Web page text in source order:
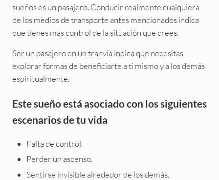
sueños es un pasajero. Conducir realmente cualquiera
de los medios de transporte antes mencionados indica
que tienes más control de la situación que crees.
Ser un pasajero en un tranvía indica que necesitas
explorar formas de beneficiarte a ti mismo y a los demás
espiritualmente.
Este sueño está asociado con los siguientes
escenarios de tu vida
Falta de control.
Perder un ascenso.
Sentirse invisible alrededor de los demás.